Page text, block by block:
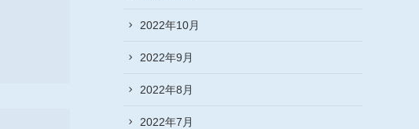
2022年10月
2022年9月
2022年8月
2022年7月